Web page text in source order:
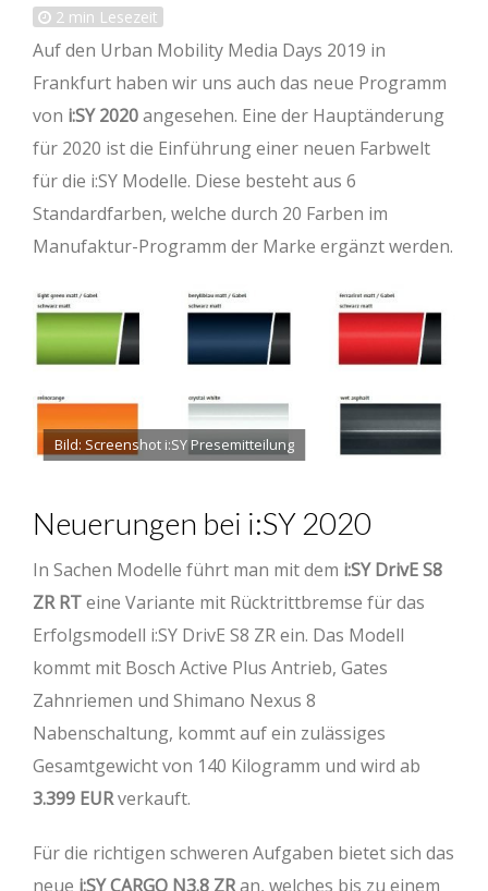
2 min Lesezeit
Auf den Urban Mobility Media Days 2019 in
Frankfurt haben wir uns auch das neue Programm
von i:SY 2020angesehen. Eine der Hauptänderung
für 2020 ist die Einführung einer neuen Farbwelt
für die i:SY Modelle. Diese besteht aus 6
Standardfarben, welche durch 20 Farben im
Manufaktur-Programm der Marke ergänzt werden.
Bild: Screenshot i:SY Presemitteilung
Neuerungen bei i:SY 2020
In Sachen Modelle führt man mit dem i:SY DrivE S8
ZR RTeine Variante mit Rücktrittbremse für das
Erfolgsmodell i:SY DrivE S8 ZR ein. Das Modell
kommt mit Bosch Active Plus Antrieb, Gates
Zahnriemen und Shimano Nexus 8
Nabenschaltung, kommt auf ein zulässiges
Gesamtgewicht von 140 Kilogramm und wird ab
3.399 EURverkauft.
Für die richtigen schweren Aufgaben bietet sich das
neue i:SY CARGO N3.8 ZRan, welches bis zu einem